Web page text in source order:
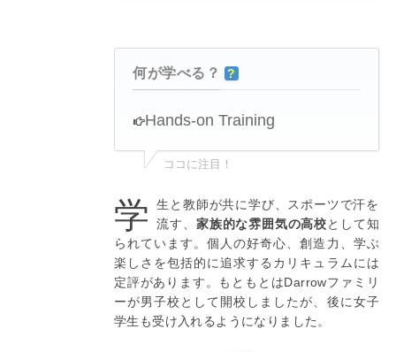
何が学べる？ ?
Hands-on Training
ココに注目！
学
生と教師が共に学び、スポーツで汗を
流す、 家族的な雰囲気の高校として知
られています。個人の好奇心、創造力、学ぶ
楽しさを包括的に追求するカリキュラムには
定評があります。もともとはDarrowファミリ
ーが男子校として開校しましたが、後に女子
学生も受け入れるようになりました。